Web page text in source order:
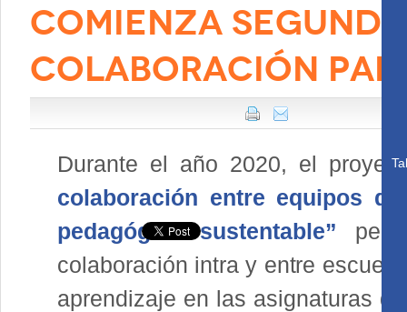
COMIENZA
COLABORACIÓN
Durante el año 2020, el
colaboración entre equipos
pedagógica sustentable”
colaboración intra y entre
aprendizaje en las asignaturas